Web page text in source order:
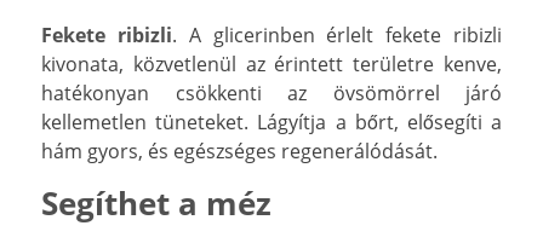
Fekete ribizli. A glicerinben érlelt fekete ribizli
kivonata, közvetlenül az érintett területre kenve,
hatékonyan csökkenti az övsömörrel járó
kellemetlen tüneteket. Lágyítja a bőrt, elősegíti a
hám gyors, és egészséges regenerálódását.
Segíthet a méz